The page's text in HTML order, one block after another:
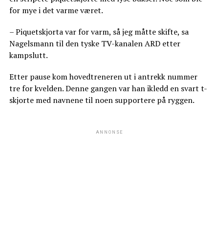
for mye i det varme været.
– Piquetskjorta var for varm, så jeg måtte skifte, sa
Nagelsmann til den tyske TV-kanalen ARD etter
kampslutt.
Etter pause kom hovedtreneren ut i antrekk nummer
tre for kvelden. Denne gangen var han ikledd en svart t-
skjorte med navnene til noen supportere på ryggen.
ANNONSE